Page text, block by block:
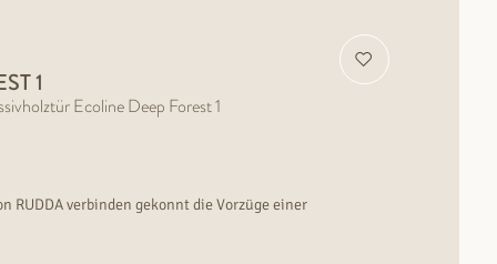
1
Ecoline Deep Forest 1
RUDDA verbinden gekonnt die Vorzüge einer